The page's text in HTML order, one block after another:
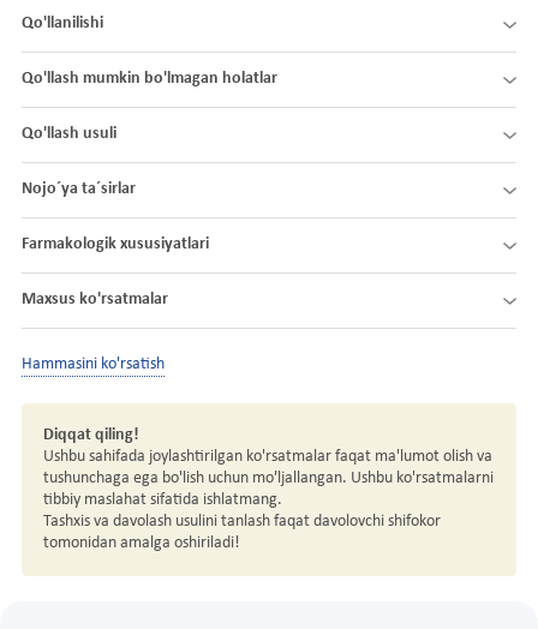
Qo'llanilishi
Qo'llash mumkin bo'lmagan holatlar
Qo'llash usuli
Nojo´ya ta´sirlar
Farmakologik xususiyatlari
Maxsus ko'rsatmalar
Hammasini ko'rsatish
Diqqat qiling!
Ushbu sahifada joylashtirilgan ko'rsatmalar faqat ma'lumot olish va
tushunchaga ega bo'lish uchun mo'ljallangan. Ushbu ko'rsatmalarni
tibbiy maslahat sifatida ishlatmang.
Tashxis va davolash usulini tanlash faqat davolovchi shifokor
tomonidan amalga oshiriladi!